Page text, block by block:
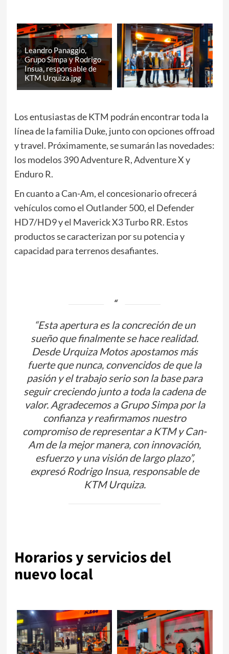
Leandro Panaggio,
Grupo Simpa y Rodrigo
Insua, responsable de
KTM Urquiza.jpg
Los entusiastas de KTM podrán encontrar toda la
línea de la familia Duke, junto con opciones offroad
y travel. Próximamente, se sumarán las novedades:
los modelos 390 Adventure R, Adventure X y
Enduro R.
En cuanto a Can-Am, el concesionario ofrecerá
vehículos como el Outlander 500, el Defender
HD7/HD9 y el Maverick X3 Turbo RR. Estos
productos se caracterizan por su potencia y
capacidad para terrenos desafiantes.
“Esta apertura es la concreción de un
sueño que finalmente se hace realidad.
Desde Urquiza Motos apostamos más
fuerte que nunca, convencidos de que la
pasión y el trabajo serio son la base para
seguir creciendo junto a toda la cadena de
valor. Agradecemos a Grupo Simpa por la
confianza y reafirmamos nuestro
compromiso de representar a KTM y Can-
Am de la mejor manera, con innovación,
esfuerzo y una visión de largo plazo”,
expresó Rodrigo Insua, responsable de
KTM Urquiza.
Horarios y servicios del
nuevo local